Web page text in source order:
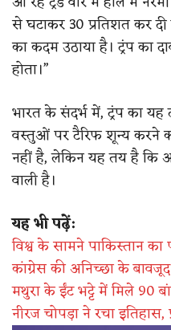
से घटाकर 30 प्रतिशत कर
का कदम उठाया है। ट्रंप का
होता।”
भारत के संदर्भ में, ट्रंप का
वस्तुओं पर टैरिफ शून्य करने
नहीं है, लेकिन यह तय है कि
वाली है।
यह भी पढ़ें:
विश्व के सामने पाकिस्तान
कांग्रेस की अनिच्छा के
मथुरा के ईंट भट्टे में मिले 90
नीरज चोपड़ा ने रचा इतिहास,